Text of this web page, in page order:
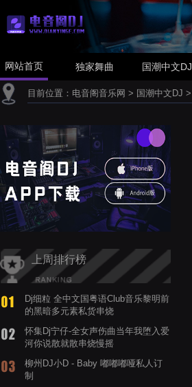
网站首页 独家舞曲 国潮中文DJ
目前位置： 电音阁音乐网 > 国潮中文DJ >
上周排行榜
Dj细粒 全中文国粤语Club音乐黎明前
的黑暗多元素私货串烧
怀集Dj宁仔-全女声伤曲当年我堕入爱
河你说散就散串烧慢摇
柳州DJ小D - Baby 嘟嘟嘟哑私人订
制